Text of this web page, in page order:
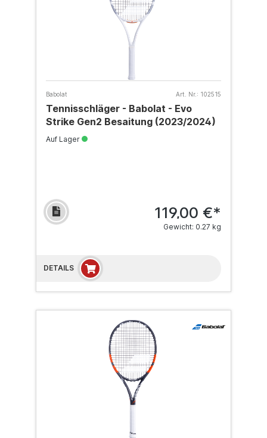
Babolat Art. Nr.: 102515
Tennisschläger - Babolat - Evo
Strike Gen2 Besaitung (2023/2024)
Auf Lager
119,00 €*
Gewicht: 0.27 kg
DETAILS